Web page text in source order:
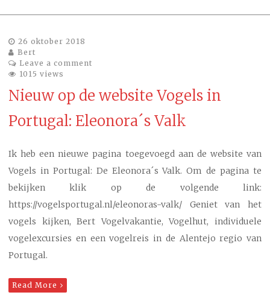
26 oktober 2018
Bert
Leave a comment
1015 views
Nieuw op de website Vogels in
Portugal: Eleonora´s Valk
Ik heb een nieuwe pagina toegevoegd aan de website van
Vogels in Portugal: De Eleonora´s Valk. Om de pagina te
bekijken klik op de volgende link:
https://vogelsportugal.nl/eleonoras-valk/ Geniet van het
vogels kijken, Bert Vogelvakantie, Vogelhut, individuele
vogelexcursies en een vogelreis in de Alentejo regio van
Portugal.
Read More